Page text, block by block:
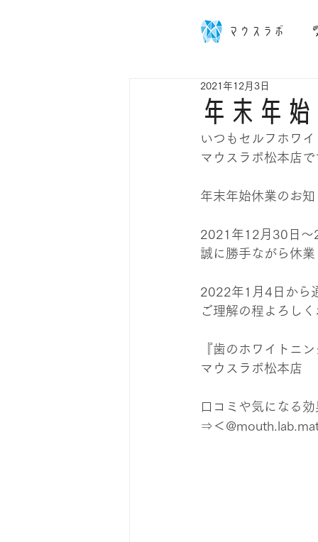
マウスラボ
年末年
2021年12月3日
いつもセルフホワ
マウスラボ松本店で
年末年始休業のお
2021年12月30日
誠に勝手ながら休
2022年1月4日から
ご理解の程よろし
『歯のホワイトニ
マウスラボ松本店
口コミや気になる
⇒＜